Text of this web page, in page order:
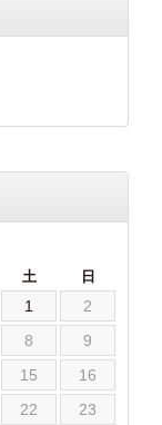
土 日
1
2
8
9
15
16
22
23